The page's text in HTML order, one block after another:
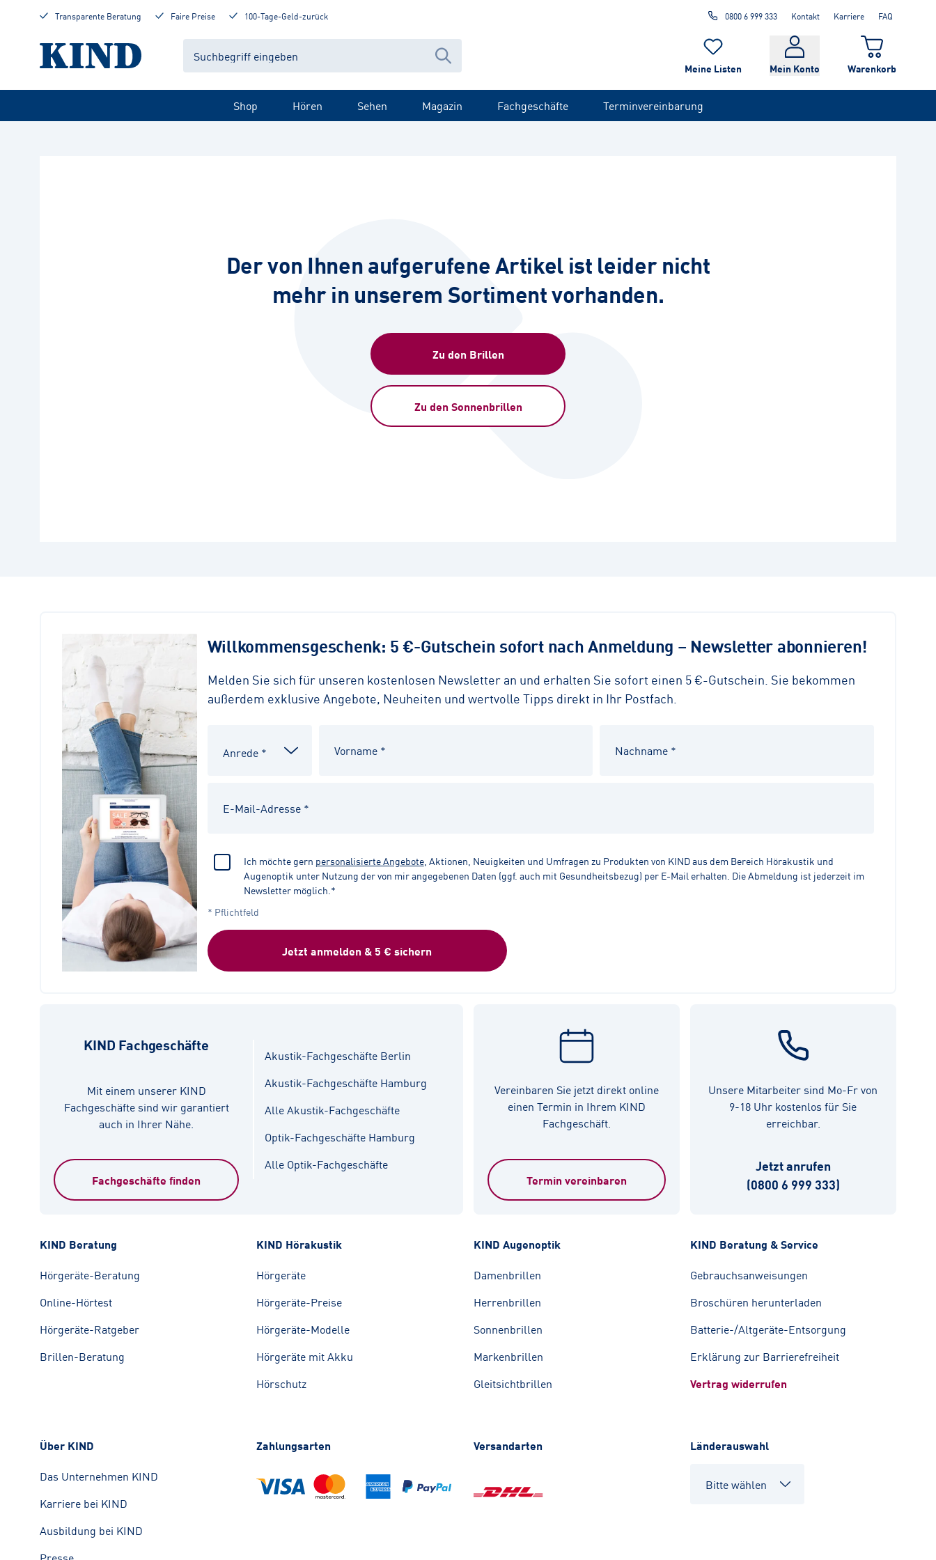
Transparente Beratung Faire Preise 100-Tage-Geld-zurück 0800 6 999 333 Kontakt Karriere FAQ
Meine Listen Mein Konto Warenkorb
Shop Hören Sehen Magazin Fachgeschäfte Terminvereinbarung
Der von Ihnen aufgerufene Artikel ist leider nicht
mehr in unserem Sortiment vorhanden.
Zu den Brillen
Zu den Sonnenbrillen
Willkommensgeschenk: 5 €-Gutschein sofort nach Anmeldung – Newsletter abonnieren!
Melden Sie sich für unseren kostenlosen Newsletter an und erhalten Sie sofort einen 5 €-Gutschein. Sie bekommen
außerdem exklusive Angebote, Neuheiten und wertvolle Tipps direkt in Ihr Postfach.
Ich möchte gern personalisierte Angebote, Aktionen, Neuigkeiten und Umfragen zu Produkten von KIND aus dem Bereich Hörakustik und
Augenoptik unter Nutzung der von mir angegebenen Daten (ggf. auch mit Gesundheitsbezug) per E-Mail erhalten. Die Abmeldung ist jederzeit im
Newsletter möglich.*
* Pflichtfeld
Jetzt anmelden & 5 € sichern
KIND Fachgeschäfte
Mit einem unserer KIND
Fachgeschäfte sind wir garantiert
auch in Ihrer Nähe.
Akustik-Fachgeschäfte Berlin
Akustik-Fachgeschäfte Hamburg
Alle Akustik-Fachgeschäfte
Optik-Fachgeschäfte Hamburg
Alle Optik-Fachgeschäfte
Fachgeschäfte finden
Vereinbaren Sie jetzt direkt online
einen Termin in Ihrem KIND
Fachgeschäft.
Termin vereinbaren
Unsere Mitarbeiter sind Mo-Fr von
9-18 Uhr kostenlos für Sie
erreichbar.
Jetzt anrufen
(0800 6 999 333)
KIND Beratung
Hörgeräte-Beratung
Online-Hörtest
Hörgeräte-Ratgeber
Brillen-Beratung
KIND Hörakustik
Hörgeräte
Hörgeräte-Preise
Hörgeräte-Modelle
Hörgeräte mit Akku
Hörschutz
KIND Augenoptik
Damenbrillen
Herrenbrillen
Sonnenbrillen
Markenbrillen
Gleitsichtbrillen
KIND Beratung & Service
Gebrauchsanweisungen
Broschüren herunterladen
Batterie-/Altgeräte-Entsorgung
Erklärung zur Barrierefreiheit
Vertrag widerrufen
Über KIND
Das Unternehmen KIND
Karriere bei KIND
Ausbildung bei KIND
Zahlungsarten Versandarten Länderauswahl